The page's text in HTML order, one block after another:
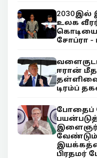
2030இல்
உலக
சோப்ரா -
ஈரான்
டிரம்ப்
போதைப்
வேண்டும்
பிரதமர்